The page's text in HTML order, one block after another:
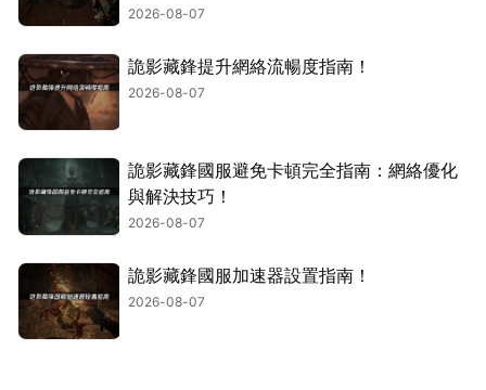
2026-08-07
詭影藏鋒提升網絡流暢度指南！
2026-08-07
詭影藏鋒國服避免卡頓完全指南：網絡優化
與解決技巧！
2026-08-07
詭影藏鋒國服加速器設置指南！
2026-08-07